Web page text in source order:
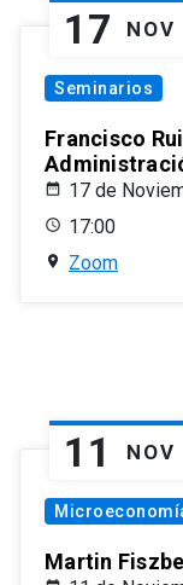
17 NOV
Seminarios
Francisco
17 de
17:00
Zoom
11 NOV
Martin